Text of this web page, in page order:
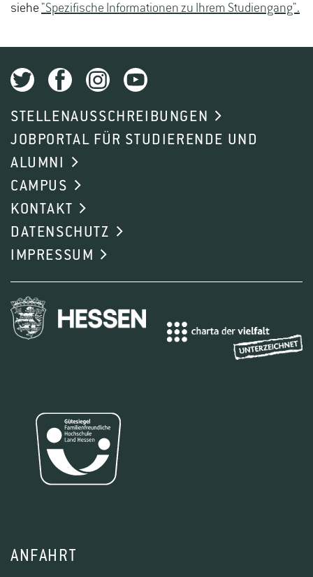
siehe "Spezifische Informationen zu Ihrem Studiengang".
STELLENAUSSCHREIBUNGEN
JOBPORTAL FÜR STUDIERENDE UND
ALUMNI
CAMPUS
KONTAKT
DATENSCHUTZ
IMPRESSUM
ANFAHRT